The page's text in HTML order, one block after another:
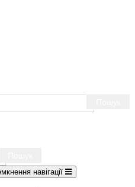
навігації